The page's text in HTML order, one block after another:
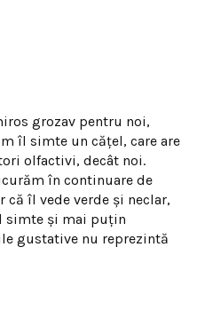
grozav pentru noi,
îl simte un căţel, care are
olfactivi, decât noi.
în continuare de
îl vede verde şi neclar,
simte şi mai puţin
gustative nu reprezintă